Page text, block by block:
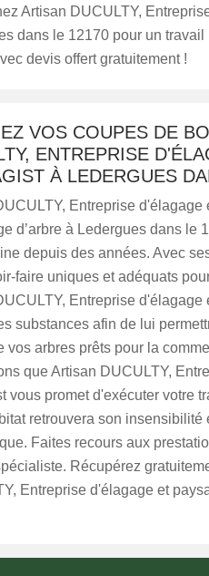
Artisan DUCULTY,
dans le 12170 pour un
devis offert gratuitement !
VOS COUPES DE
ENTREPRISE
À LEDERGUES
Entreprise d'élagage
d’arbre à Ledergues dans le
depuis des années. Avec
faire uniques et adéquats
Entreprise d'élagage
substances afin de lui
vos arbres prêts pour la
que Artisan DUCULTY,
vous promet d'exécuter votre
retrouvera son insensibilité
Faites recours aux
Récupérez
Entreprise d'élagage et